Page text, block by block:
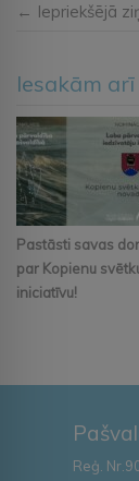
← Iepriekšējā
Iesakām arī
Pastāsti savas
par Kopienu
iniciatīvu!
Reģ.